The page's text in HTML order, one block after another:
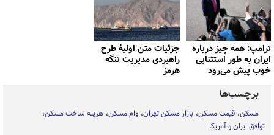
ترامپ: همه چیز درباره
ایران به طور استثنایی
خوب پیش می‌رود
جزئیات متن اولیۀ طرح
راهبردی مدیریت تنگه
هرمز
برچسب‌ها
مسکن قیمت مسکن بازار مسکن تهران وام مسکن هزینه ساخت مسکن
توافق ایران و آمریکا